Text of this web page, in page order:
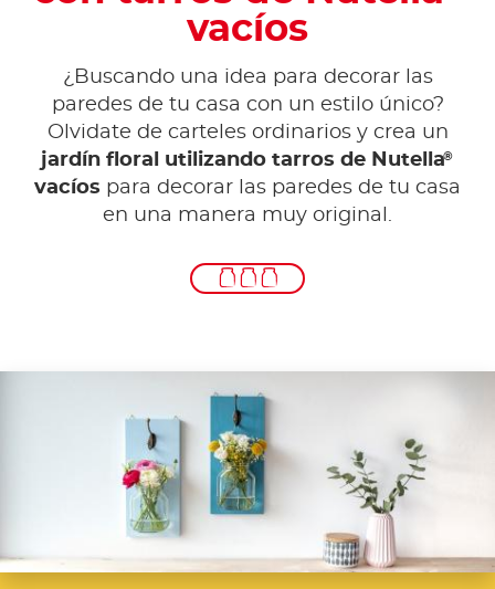
vacíos
¿Buscando una idea para decorar las
paredes de tu casa con un estilo único?
Olvidate de carteles ordinarios y crea un
jardín floral utilizando tarros de Nutella®
vacíos para decorar las paredes de tu casa
en una manera muy original.